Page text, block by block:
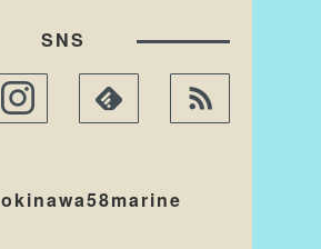
SNS
okinawa58marine